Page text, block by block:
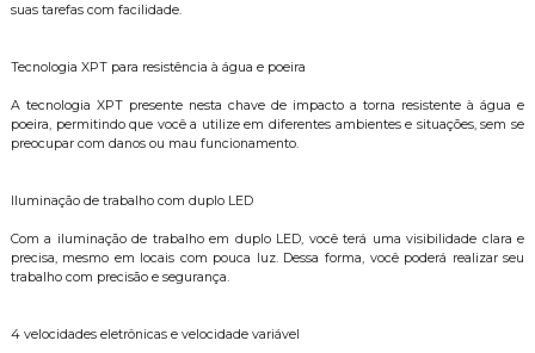
suas tarefas com facilidade.
Tecnologia XPT para resistência à água e poeira
A tecnologia XPT presente nesta chave de impacto a torna resistente à água e
poeira, permitindo que você a utilize em diferentes ambientes e situações, sem se
preocupar com danos ou mau funcionamento.
Iluminação de trabalho com duplo LED
Com a iluminação de trabalho em duplo LED, você terá uma visibilidade clara e
precisa, mesmo em locais com pouca luz. Dessa forma, você poderá realizar seu
trabalho com precisão e segurança.
4 velocidades eletrônicas e velocidade variável